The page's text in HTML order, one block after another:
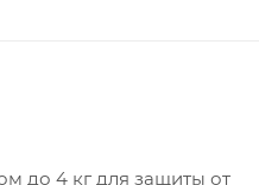
до 4 кг для защиты от